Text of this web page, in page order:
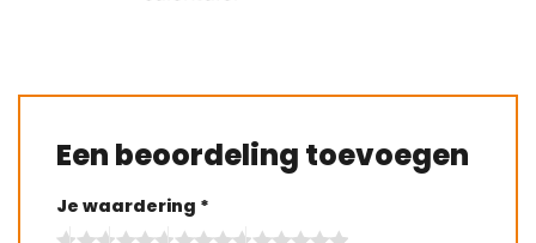
Een beoordeling toevoegen
Je waardering *